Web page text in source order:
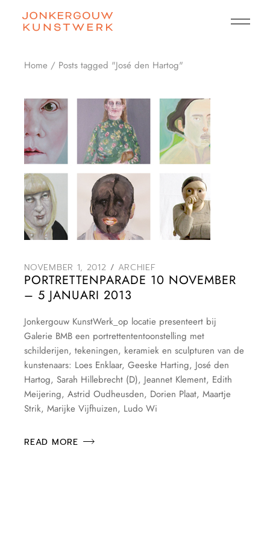
content
Home Posts tagged "José den Hartog"
NOVEMBER 1, 2012 ARCHIEF
PORTRETTENPARADE 10 NOVEMBER
– 5 JANUARI 2013
Jonkergouw KunstWerk_op locatie presenteert bij
Galerie BMB een portrettententoonstelling met
schilderijen, tekeningen, keramiek en sculpturen van de
kunstenaars: Loes Enklaar, Geeske Harting, José den
Hartog, Sarah Hillebrecht (D), Jeannet Klement, Edith
Meijering, Astrid Oudheusden, Dorien Plaat, Maartje
Strik, Marijke Vijfhuizen, Ludo Wi
READ MORE